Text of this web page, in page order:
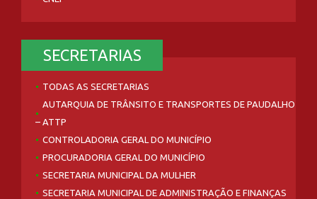
SECRETARIAS
TODAS AS SECRETARIAS
AUTARQUIA DE TRÂNSITO E TRANSPORTES DE PAUDALHO
– ATTP
CONTROLADORIA GERAL DO MUNICÍPIO
PROCURADORIA GERAL DO MUNICÍPIO
SECRETARIA MUNICIPAL DA MULHER
SECRETARIA MUNICIPAL DE ADMINISTRAÇÃO E FINANÇAS